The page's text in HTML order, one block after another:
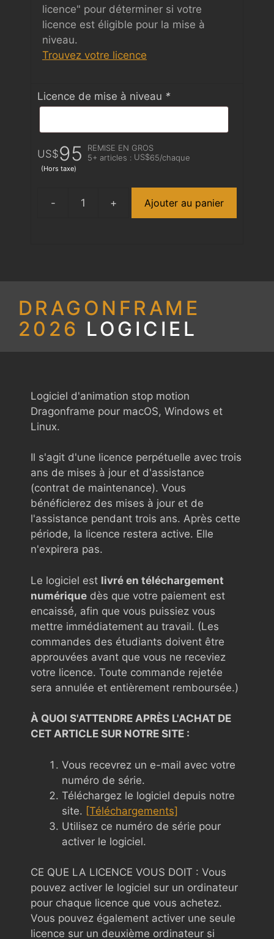
licence" pour déterminer si votre
licence est éligible pour la mise à
niveau.
Trouvez votre licence
Licence de mise à niveau *
US$95
REMISE EN GROS
5+ articles : US$65/chaque
(Hors taxe)
quantité
Ajouter au panier
DRAGONFRAME
2026 LOGICIEL
Logiciel d'animation stop motion
Dragonframe pour macOS, Windows et
Linux.
Il s'agit d'une licence perpétuelle avec trois
ans de mises à jour et d'assistance
(contrat de maintenance). Vous
bénéficierez des mises à jour et de
l'assistance pendant trois ans. Après cette
période, la licence restera active. Elle
n'expirera pas.
Le logiciel est livré en téléchargement
numérique dès que votre paiement est
encaissé, afin que vous puissiez vous
mettre immédiatement au travail. (Les
commandes des étudiants doivent être
approuvées avant que vous ne receviez
votre licence. Toute commande rejetée
sera annulée et entièrement remboursée.)
À QUOI S'ATTENDRE APRÈS L'ACHAT DE
CET ARTICLE SUR NOTRE SITE :
Vous recevrez un e-mail avec votre
numéro de série.
Téléchargez le logiciel depuis notre
site. [Téléchargements]
Utilisez ce numéro de série pour
activer le logiciel.
CE QUE LA LICENCE VOUS DOIT : Vous
pouvez activer le logiciel sur un ordinateur
pour chaque licence que vous achetez.
Vous pouvez également activer une seule
licence sur un deuxième ordinateur si